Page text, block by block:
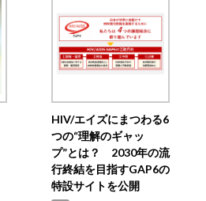
HIV/エイズにまつわる6
つの“理解のギャッ
プ”とは？ 2030年の流
行終結を目指すGAP6の
特設サイトを公開